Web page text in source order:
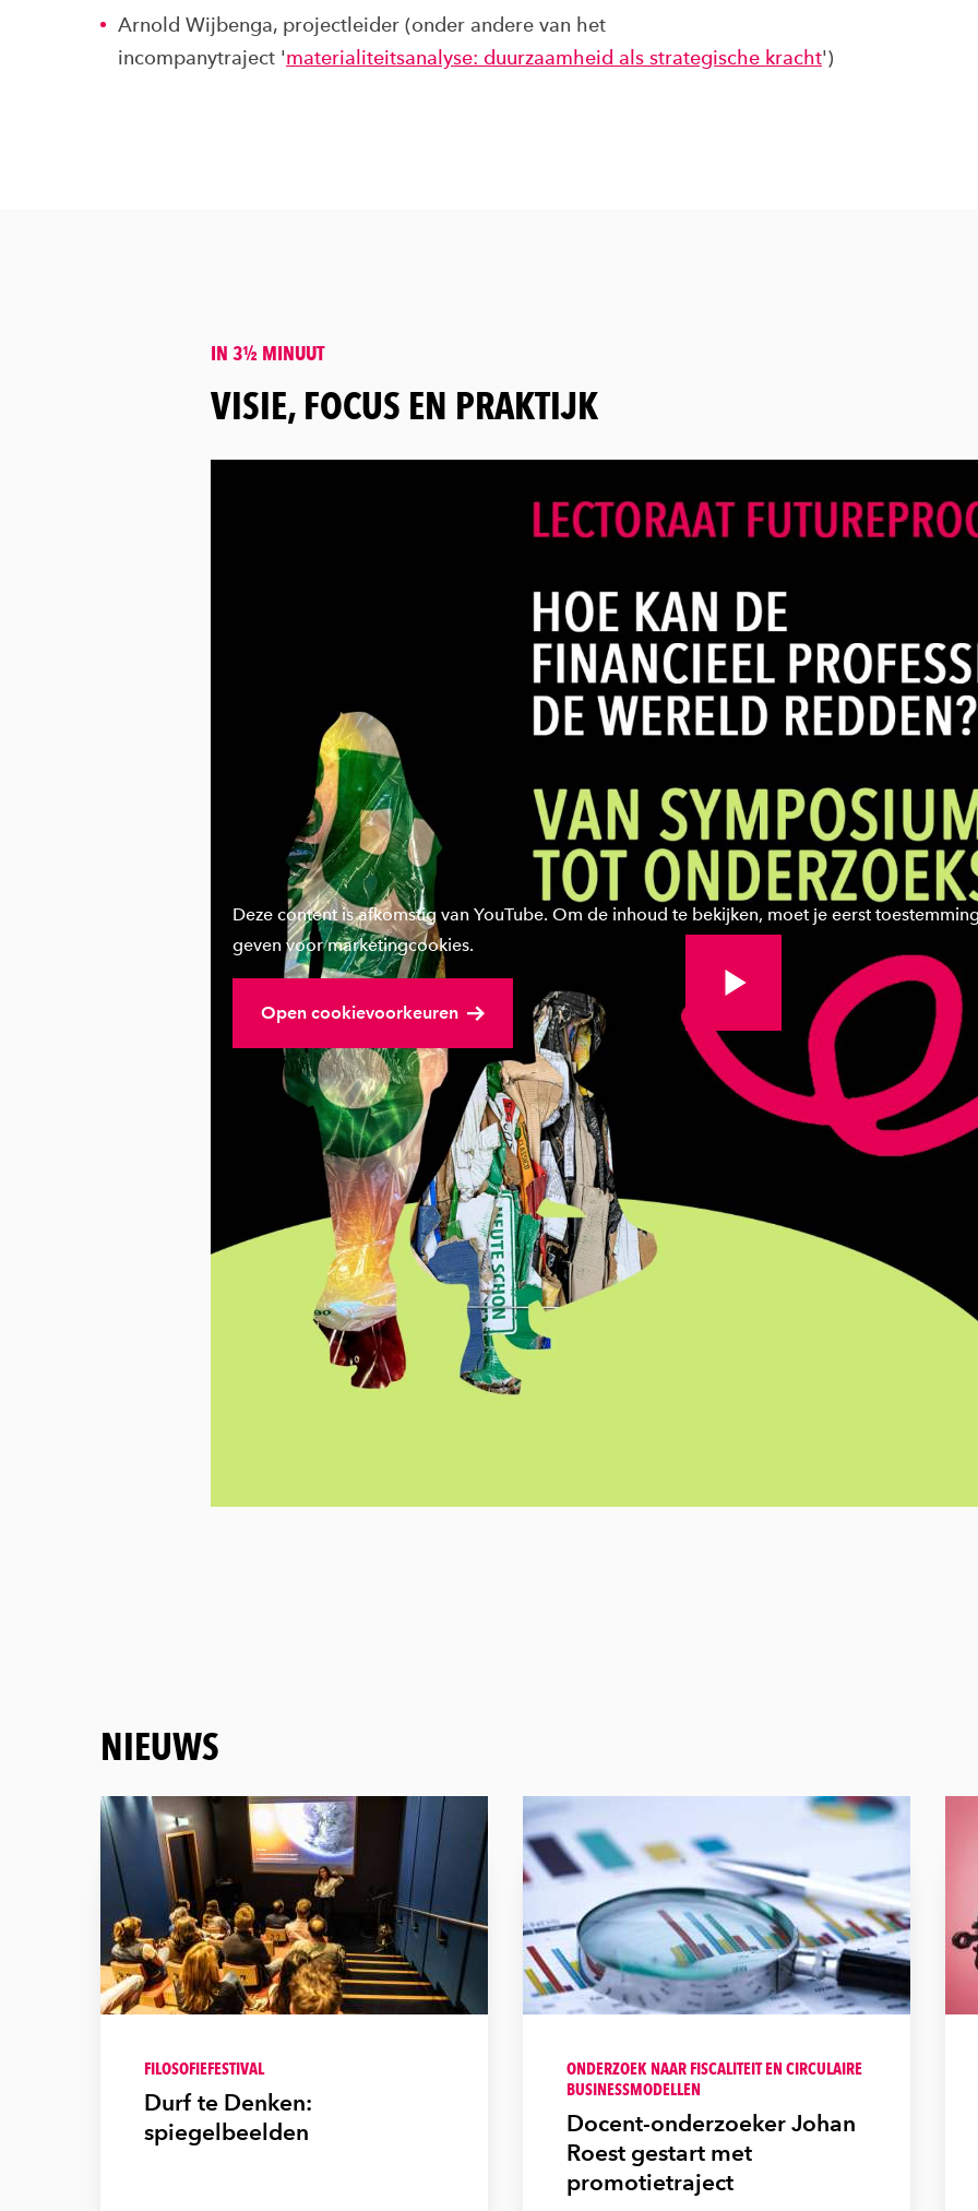
Arnold Wijbenga, projectleider (onder andere van het
incompanytraject 'materialiteitsanalyse: duurzaamheid als strategische kracht')
IN 3½ MINUUT
:
VISIE, FOCUS EN PRAKTIJK
Deze content is afkomstig van YouTube. Om de inhoud te bekijken, moet je eerst
geven voor marketingcookies.
Open cookievoorkeuren
NIEUWS
FILOSOFIEFESTIVAL
Durf te Denken:
spiegelbeelden
ONDERZOEK NAAR FISCALITEIT EN CIRCULAIRE
BUSINESSMODELLEN
Docent-onderzoeker Johan
Roest gestart met
promotietraject